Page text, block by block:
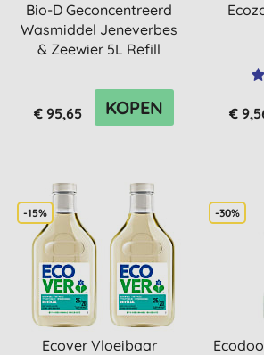
Bio-D Geconcentreerd
Wasmiddel Jeneverbes
& Zeewier 5L Refill
€ 95,65 KOPEN €
-15%
Ecover Vloeibaar
-30%